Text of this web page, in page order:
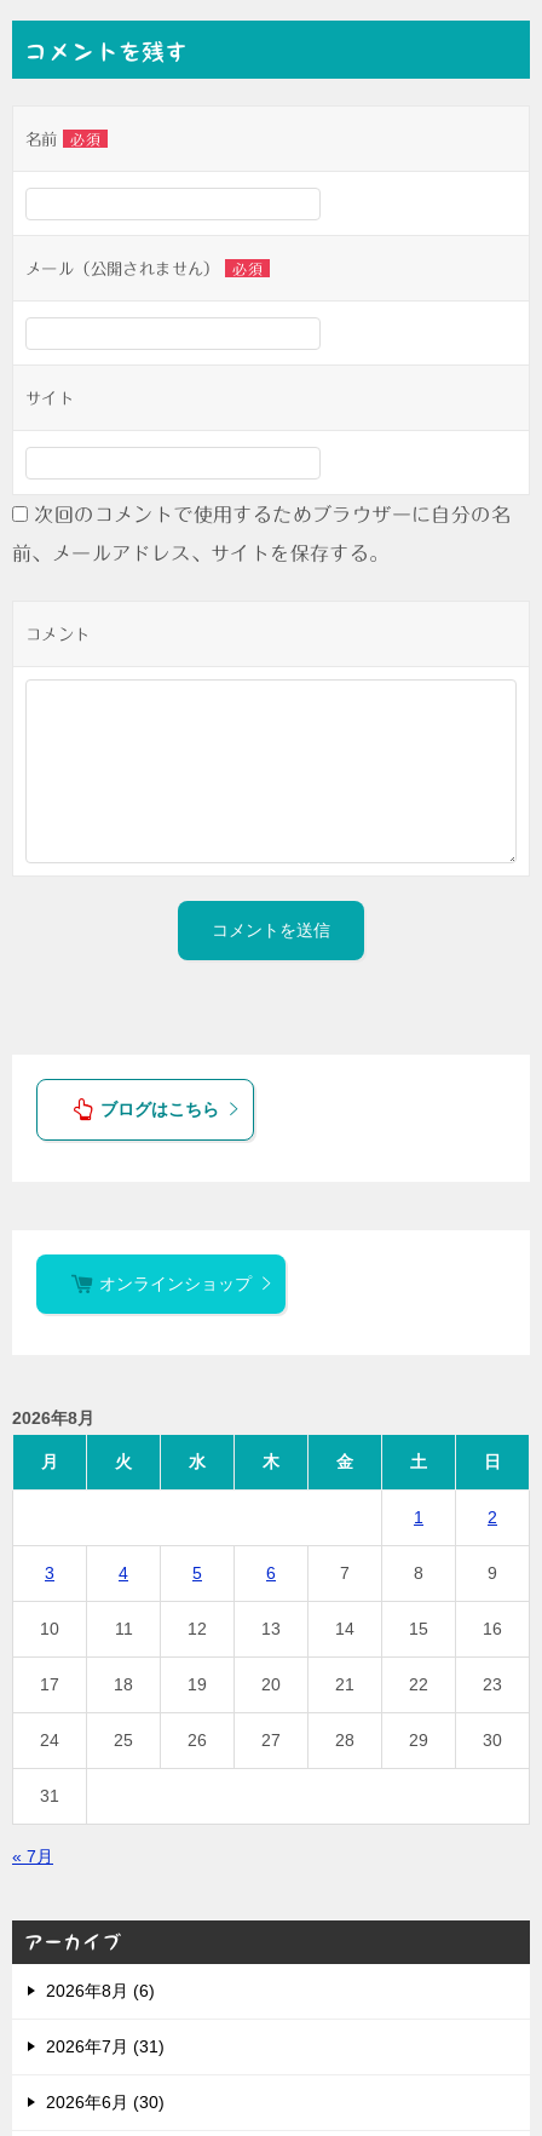
ー
シ
ョ
ン
コメントを残す
名前 必須
メール（公開されません） 必須
サイト
次回のコメントで使用するためブラウザーに自分の名
前、メールアドレス、サイトを保存する。
コメント
ブログはこちら
オンラインショップ
2026年8月
月 火 水 木 金 土 日
1 2
3 4 5 6 7 8 9
10 11 12 13 14 15 16
17 18 19 20 21 22 23
24 25 26 27 28 29 30
31
« 7月
アーカイブ
2026年8月 (6)
2026年7月 (31)
2026年6月 (30)